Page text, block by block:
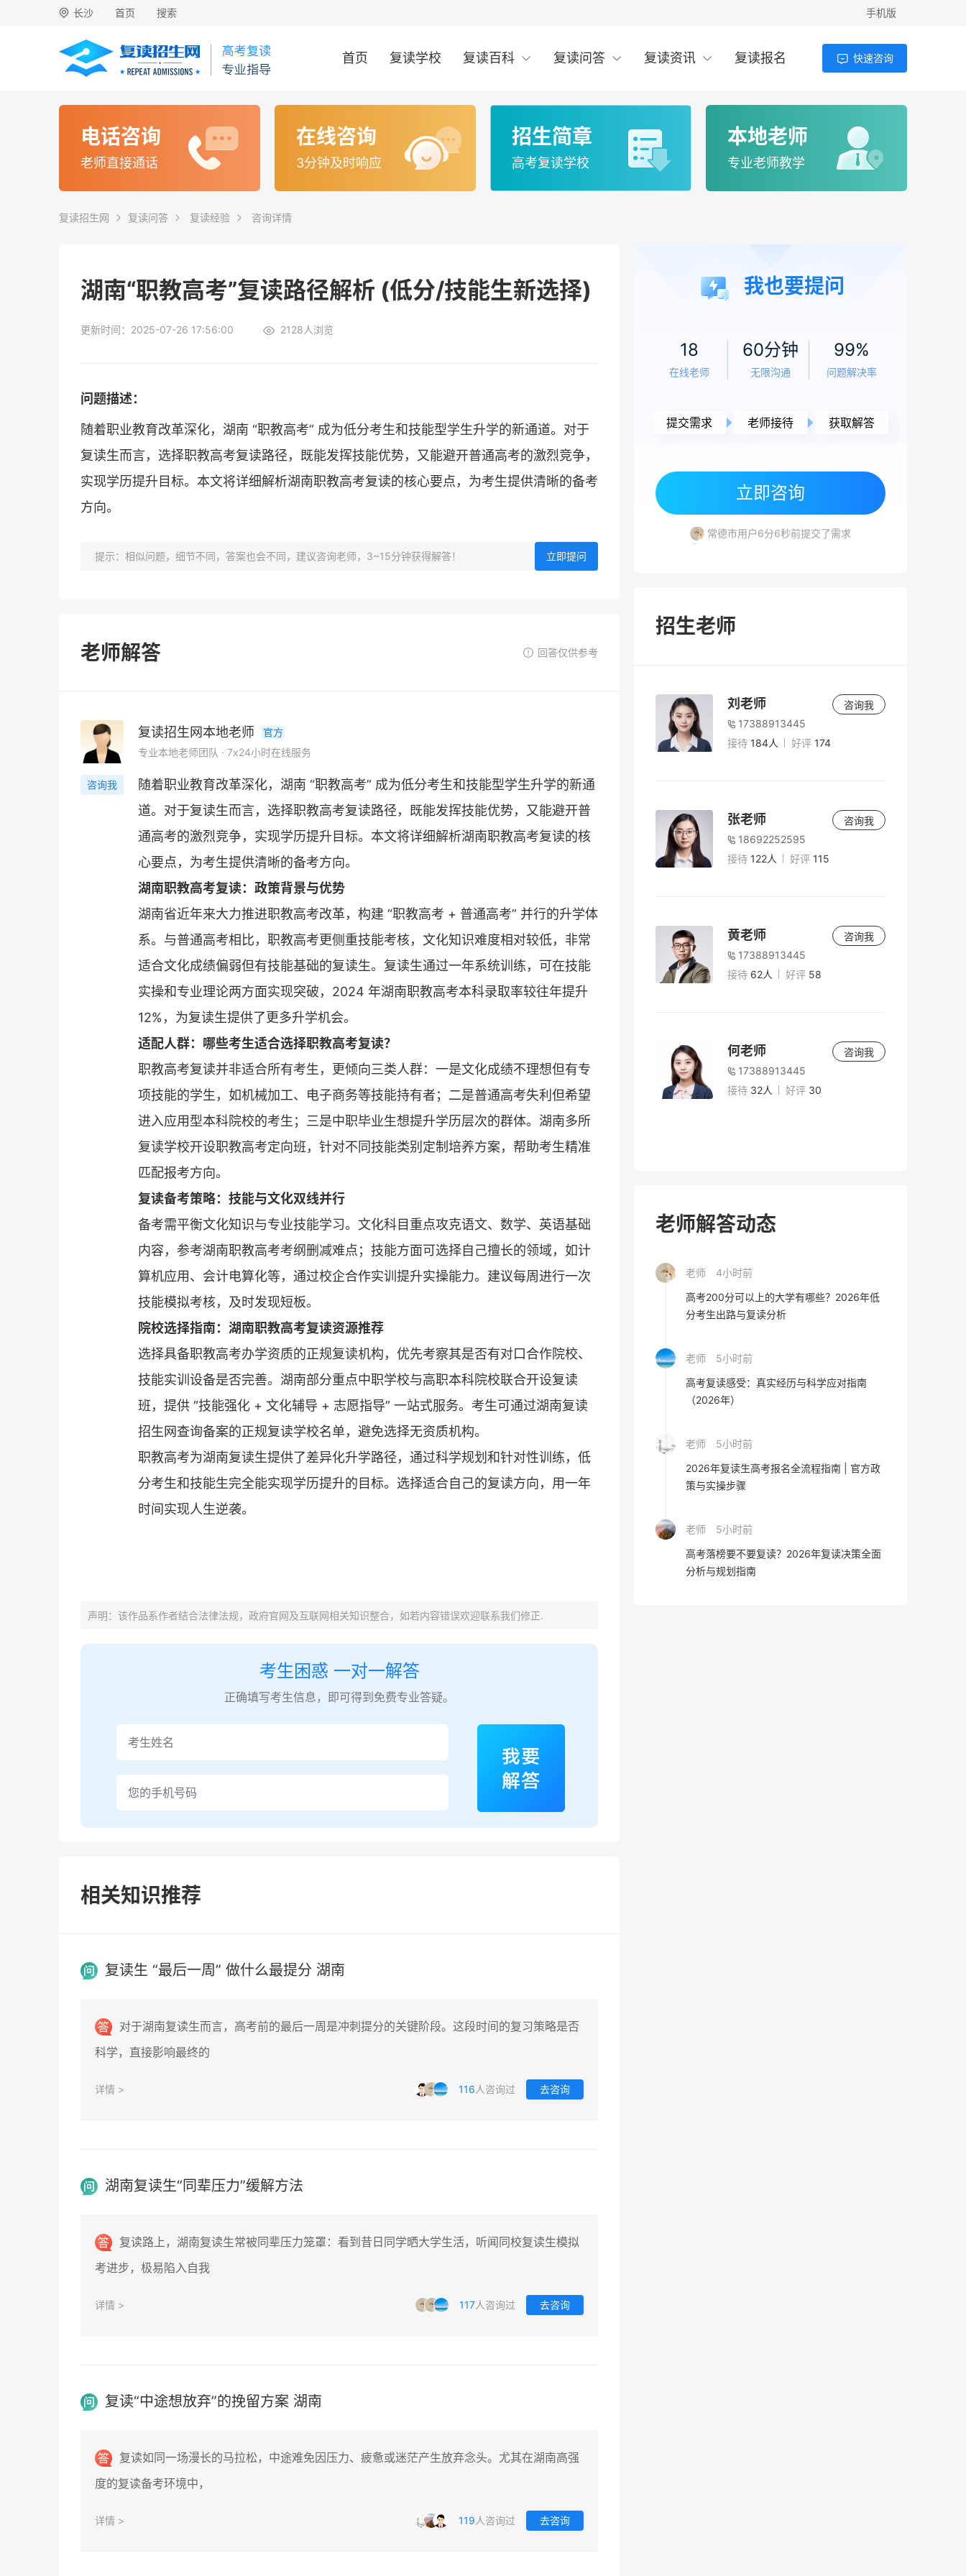
长沙 首页 搜索 手机版
首页 复读学校 复读百科 复读问答 复读资讯 复读报名 快速咨询
电话咨询
老师直接通话
在线咨询
3分钟及时响应
招生简章
高考复读学校
本地老师
专业老师教学
复读招生网 复读问答 复读经验 咨询详情
湖南“职教高考”复读路径解析 (低分/技能生新选择)
更新时间：2025-07-26 17:56:00 2128 人浏览
问题描述：
随着职业教育改革深化，湖南 “职教高考” 成为低分考生和技能型学生升学的新通道。对于
复读生而言，选择职教高考复读路径，既能发挥技能优势，又能避开普通高考的激烈竞争，
实现学历提升目标。本文将详细解析湖南职教高考复读的核心要点，为考生提供清晰的备考
方向。
提示：相似问题，细节不同，答案也会不同，建议咨询老师，3~15分钟获得解答！ 立即提问
老师解答 回答仅供参考
咨询我
复读招生网本地老师
官方
专业本地老师团队 · 7x24小时在线服务
随着职业教育改革深化，湖南 “职教高考” 成为低分考生和技能型学生升学的新通
道。对于复读生而言，选择职教高考复读路径，既能发挥技能优势，又能避开普
通高考的激烈竞争，实现学历提升目标。本文将详细解析湖南职教高考复读的核
心要点，为考生提供清晰的备考方向。
湖南职教高考复读：政策背景与优势
湖南省近年来大力推进职教高考改革，构建 “职教高考 + 普通高考” 并行的升学体
系。与普通高考相比，职教高考更侧重技能考核，文化知识难度相对较低，非常
适合文化成绩偏弱但有技能基础的复读生。复读生通过一年系统训练，可在技能
实操和专业理论两方面实现突破，2024 年湖南职教高考本科录取率较往年提升
12%，为复读生提供了更多升学机会。
适配人群：哪些考生适合选择职教高考复读？
职教高考复读并非适合所有考生，更倾向三类人群：一是文化成绩不理想但有专
项技能的学生，如机械加工、电子商务等技能持有者；二是普通高考失利但希望
进入应用型本科院校的考生；三是中职毕业生想提升学历层次的群体。湖南多所
复读学校开设职教高考定向班，针对不同技能类别定制培养方案，帮助考生精准
匹配报考方向。
复读备考策略：技能与文化双线并行
备考需平衡文化知识与专业技能学习。文化科目重点攻克语文、数学、英语基础
内容，参考湖南职教高考考纲删减难点；技能方面可选择自己擅长的领域，如计
算机应用、会计电算化等，通过校企合作实训提升实操能力。建议每周进行一次
技能模拟考核，及时发现短板。
院校选择指南：湖南职教高考复读资源推荐
选择具备职教高考办学资质的正规复读机构，优先考察其是否有对口合作院校、
技能实训设备是否完善。湖南部分重点中职学校与高职本科院校联合开设复读
班，提供 “技能强化 + 文化辅导 + 志愿指导” 一站式服务。考生可通过湖南复读
招生网查询备案的正规复读学校名单，避免选择无资质机构。
职教高考为湖南复读生提供了差异化升学路径，通过科学规划和针对性训练，低
分考生和技能生完全能实现学历提升的目标。选择适合自己的复读方向，用一年
时间实现人生逆袭。
声明：该作品系作者结合法律法规，政府官网及互联网相关知识整合，如若内容错误欢迎联系我们修正.
考生困惑 一对一解答
正确填写考生信息，即可得到免费专业答疑。
相关知识推荐
复读生 “最后一周” 做什么最提分 湖南
对于湖南复读生而言，高考前的最后一周是冲刺提分的关键阶段。这段时间的复习策略是否
科学，直接影响最终的
详情 > 116 人咨询过 去咨询
湖南复读生“同辈压力”缓解方法
复读路上，湖南复读生常被同辈压力笼罩：看到昔日同学晒大学生活，听闻同校复读生模拟
考进步，极易陷入自我
详情 > 117人咨询过 去咨询
复读“中途想放弃”的挽留方案 湖南
复读如同一场漫长的马拉松，中途难免因压力、疲惫或迷茫产生放弃念头。尤其在湖南高强
度的复读备考环境中，
详情 > 119 人咨询过 去咨询
我也要提问
18
在线老师
60分钟
无限沟通
99%
问题解决率
提交需求 老师接待 获取解答
立即咨询
湘潭市用户8分4秒前提交了需求
常德市用户6分6秒前提交了需求
株洲市用户5分54秒前提交了需求
招生老师
刘老师
17388913445
接待 184人 好评 174
咨询我
张老师
18692252595
接待 122人 好评 115
咨询我
黄老师
17388913445
接待 62人 好评 58
咨询我
何老师
17388913445
接待 32人 好评 30
咨询我
老师解答动态
高考200多分能上什么学校？2026年低分考
5小时前
高考复读感受：真实经历与科学应对指南
策与实操步骤
高考落榜要不要复读？2026年复读决策全面
分析与规划指南
老师
5小时前
5小时前
2026年复读怎么办理手续？最全流程与材料
清单（附避坑指南）
高考180分能上什么学校？2026年低分考生
出路与复读规划
复读二年值得吗？2026年高考复读两年规划
与风险全解析
老师
5小时前
2026年高考时间安排全解析：复读生如何把
老师
5小时前
男生复读两年有必要吗？深度解析复读两年
的价值、风险与决策指南（2026届参考）
2026年高考300分以下能上什么学校？专
科、高职与复读选择全解析
老师
高考200多分能上什么学校？2026年低分考
生择校全攻略
老师
4小时前
高考200分可以上的大学有哪些？2026年低
分考生出路与复读分析
老师
5小时前
高考复读感受：真实经历与科学应对指南
（2026年）
老师
5小时前
2026年复读生高考报名全流程指南 | 官方政
策与实操步骤
老师
5小时前
高考落榜要不要复读？2026年复读决策全面
分析与规划指南